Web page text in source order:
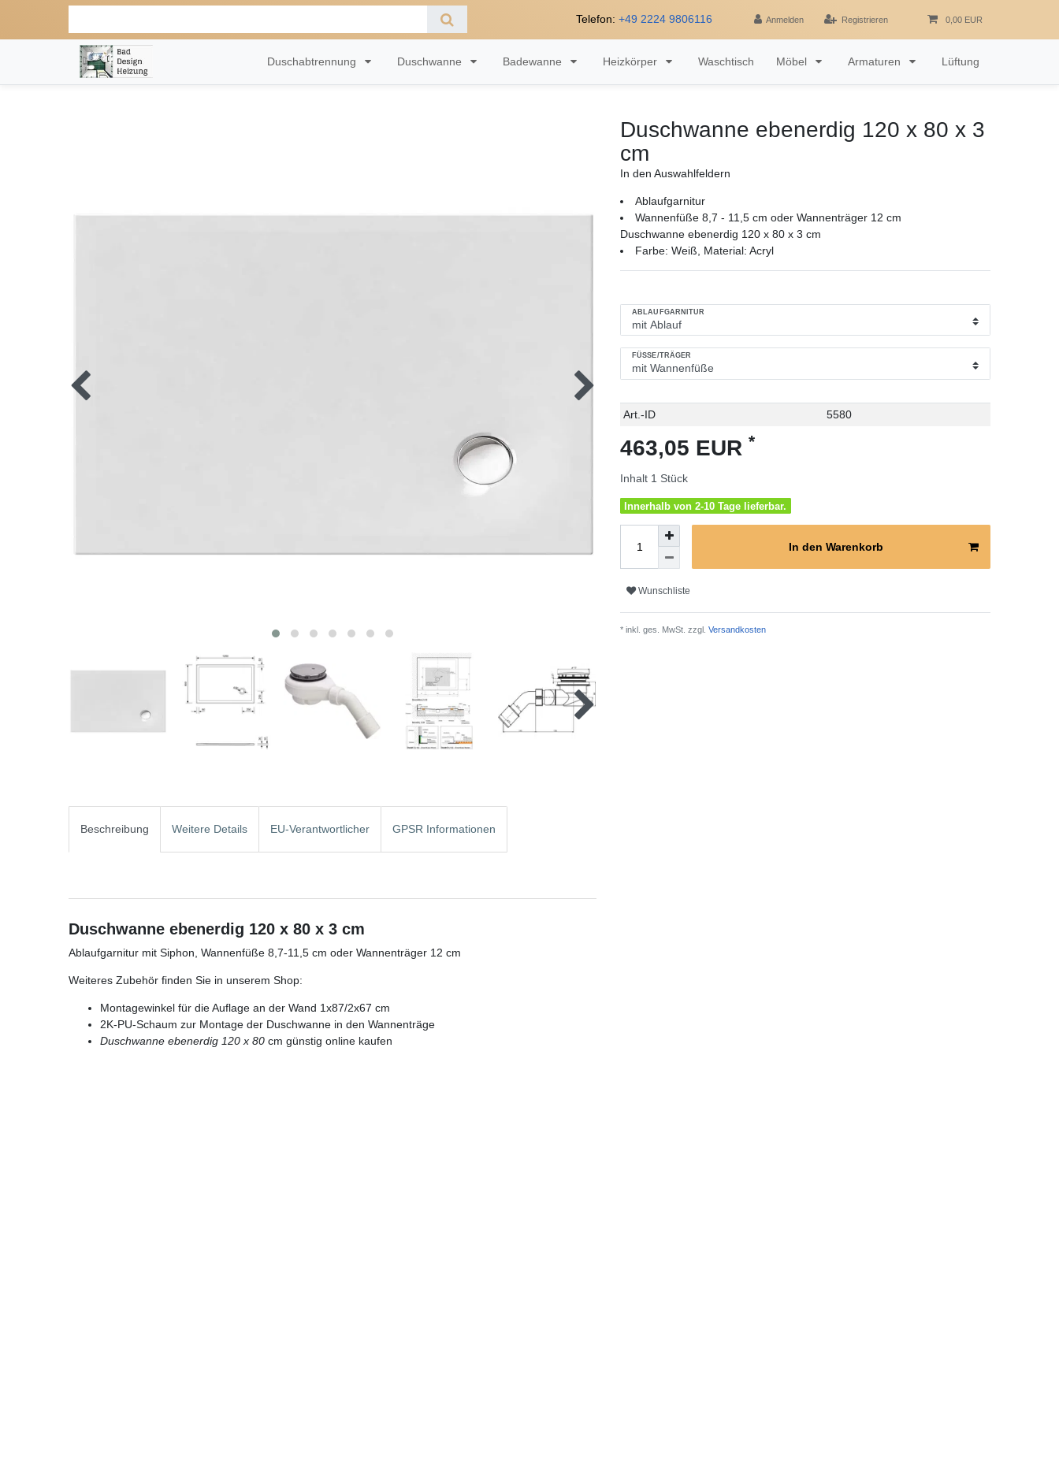
Telefon: +49 2224 9806116 Anmelden Registrieren 0,00 EUR
Duschabtrennung Duschwanne Badewanne Heizkörper Waschtisch Möbel Armaturen Lüftung
Duschwanne ebenerdig 120 x 80 x 3
cm
In den Auswahlfeldern
Ablaufgarnitur
Wannenfüße 8,7 - 11,5 cm oder Wannenträger 12 cm
Duschwanne ebenerdig 120 x 80 x 3 cm
Farbe: Weiß, Material: Acryl
ABLAUFGARNITUR
FÜSSE/TRÄGER
Technisches
Wert
Art.-ID 5580
463,05 EUR *
Inhalt 1 Stück
Innerhalb von 2-10 Tage lieferbar.
In den Warenkorb
Wunschliste
* inkl. ges. MwSt. zzgl. Versandkosten
Beschreibung Weitere Details EU-Verantwortlicher GPSR Informationen
Duschwanne ebenerdig 120 x 80 x 3 cm
Ablaufgarnitur mit Siphon, Wannenfüße 8,7-11,5 cm oder Wannenträger 12 cm
Weiteres Zubehör finden Sie in unserem Shop:
Montagewinkel für die Auflage an der Wand 1x87/2x67 cm
2K-PU-Schaum zur Montage der Duschwanne in den Wannenträge
Duschwanne ebenerdig 120 x 80 cm günstig online kaufen